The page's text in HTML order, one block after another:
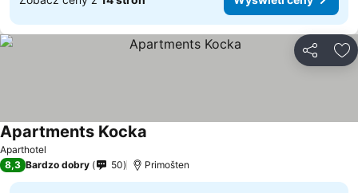
Aparthotel
Apartments Kocka
8,3 Bardzo dobry 50 Primošten